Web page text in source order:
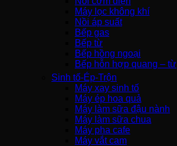
Máy lọc không khí
Nồi áp suất
Bếp gas
Bếp từ
Bếp hồng ngoại
Bếp hỗn hợp quang – từ
Sinh tố-Ép-Trộn
Máy xay sinh tố
Máy ép hoa quả
Máy làm sữa đậu nành
Máy làm sữa chua
Máy pha cafe
Máy vắt cam